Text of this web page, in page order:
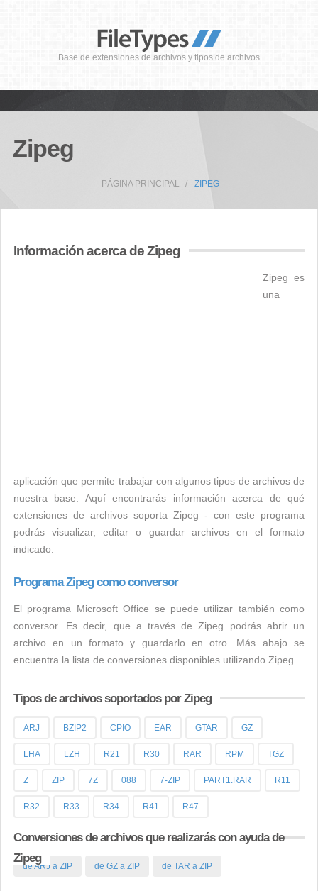
Base de extensiones de archivos y tipos de archivos
Zipeg
PÁGINA PRINCIPAL ZIPEG
Información acerca de Zipeg
Zipeg es
una
aplicación que permite trabajar con algunos tipos de archivos de
nuestra base. Aquí encontrarás información acerca de qué
extensiones de archivos soporta Zipeg - con este programa
podrás visualizar, editar o guardar archivos en el formato
indicado.
Programa Zipeg como conversor
El programa Microsoft Office se puede utilizar también como
conversor. Es decir, que a través de Zipeg podrás abrir un
archivo en un formato y guardarlo en otro. Más abajo se
encuentra la lista de conversiones disponibles utilizando Zipeg.
Tipos de archivos soportados por Zipeg
ARJ BZIP2 CPIO EAR GTAR GZ
LHA LZH R21 R30 RAR RPM TGZ
Z ZIP 7Z 088 7-ZIP PART1.RAR R11
R32 R33 R34 R41 R47
Conversiones de archivos que realizarás con ayuda de
Zipeg
de ARJ a ZIP de GZ a ZIP de TAR a ZIP